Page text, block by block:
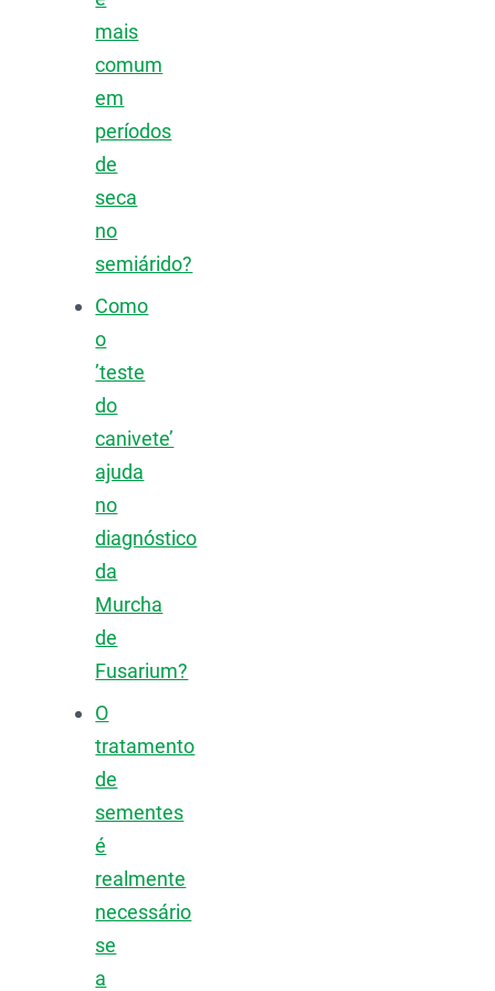
mais
comum
em
períodos
de
seca
no
semiárido?
Como
o
’teste
do
canivete’
ajuda
no
diagnóstico
da
Murcha
de
Fusarium?
O
tratamento
de
sementes
é
realmente
necessário
se
a